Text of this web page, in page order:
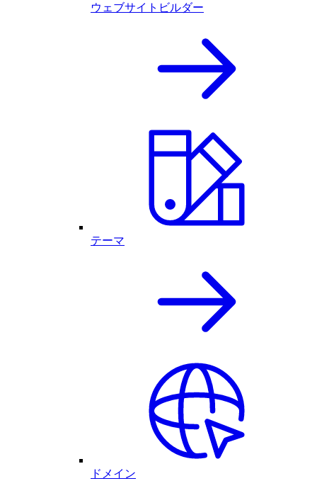
ウェブサイトビルダー
テーマ
ドメイン